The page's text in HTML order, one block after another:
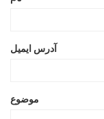
آدرس ایمیل
موضوع